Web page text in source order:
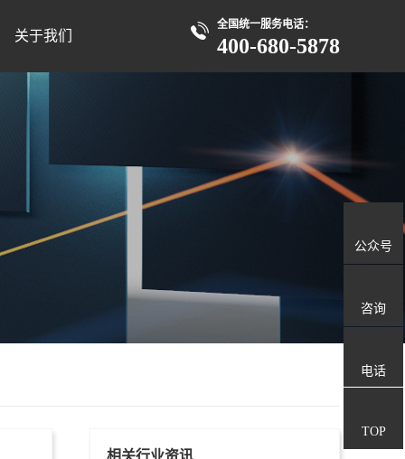
关于我们
全国统一服务电话：
400-680-5878
相关行业资讯
公众号
咨询
电话
TOP